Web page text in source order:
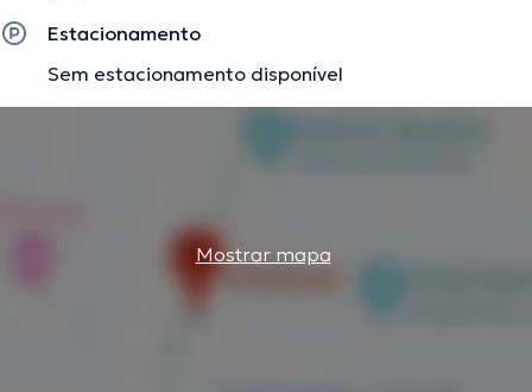
informações verificadas.
Estacionamento
Sem estacionamento disponível
Mostrar mapa